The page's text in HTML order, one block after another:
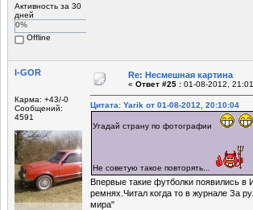
Активность за 30
дней
0%
Offline
I-GOR
Карма: +43/-0
Сообщений:
4591
Re: Несмешная картина
« Ответ #25 : 01-08-2012,
Цитата: Yarik от 01-08-2012, 20:10:04
Угадай страну по фотографии
Не советую такое повторять...
Впервые такие футболки появились в
ремнях.Читал когда то в журнале За
мира"